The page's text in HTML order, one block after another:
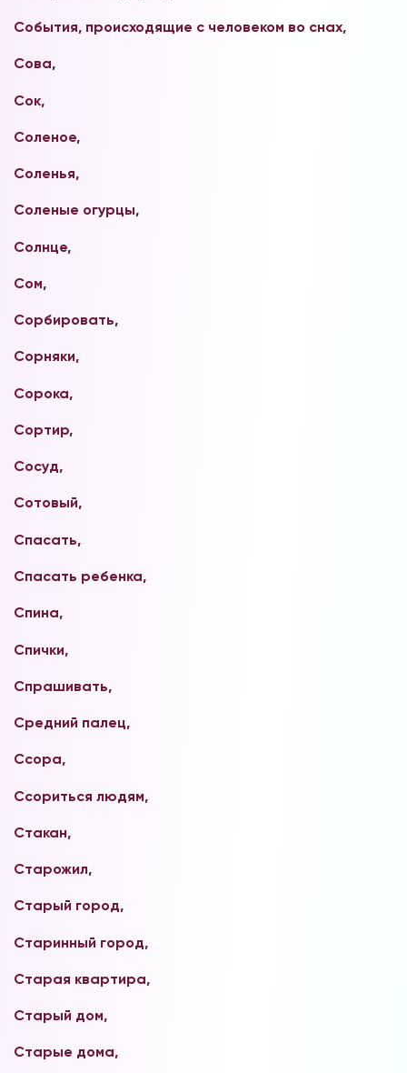
События, происходящие с человеком во снах,
Сова,
Сок,
Соленое,
Соленья,
Соленые огурцы,
Солнце,
Сом,
Сорбировать,
Сорняки,
Сорока,
Сортир,
Сосуд,
Сотовый,
Спасать,
Спасать ребенка,
Спина,
Спички,
Спрашивать,
Средний палец,
Ссора,
Ссориться людям,
Стакан,
Старожил,
Старый город,
Старинный город,
Старая квартира,
Старый дом,
Старые дома,
снах (проверено более 100000
помощью которой можно получать
Скачайте приложение, чтобы получить